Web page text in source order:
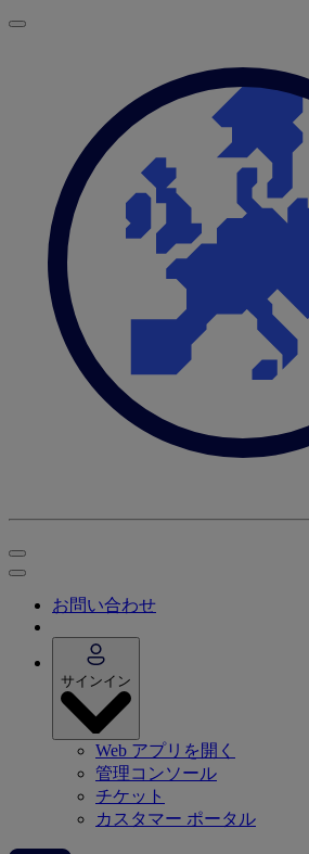
お問い合わせ
サインイン
Web アプリを開く
管理コンソール
チケット
カスタマー ポータル